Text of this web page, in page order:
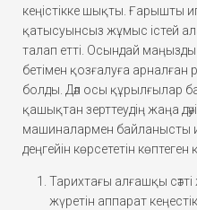
кеңістікке шықты. Ғарышты
қатысуынсыз жұмыс істей
талап етті. Осындай маңызды
бетімен қозғалуға
болды. Дәл осы құрылғылар
қашықтан зерттеудің жаңа
машиналармен байланысты
деңгейін көрсететін
Тарихтағы алғашқы
жүретін аппарат